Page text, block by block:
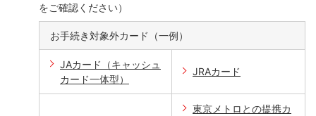
をご確認ください）
お手続き対象外カード（一例）
JAカード（キャッシュ
カード一体型）
JRAカード
東京メトロとの提携カ